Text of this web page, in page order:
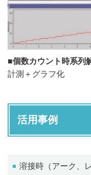
■個数カウント時系列
計測＋グラフ化
活用事例
溶接時（アーク、